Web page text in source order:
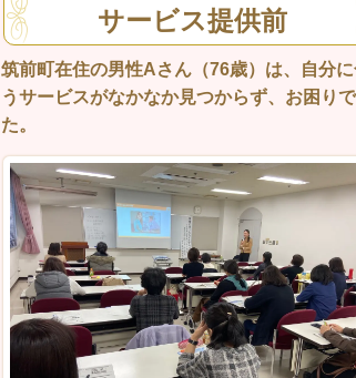
サービス提供前
筑前町在住の男性Aさん（76歳）は、自分
うサービスがなかなか見つからず、お困り
た。